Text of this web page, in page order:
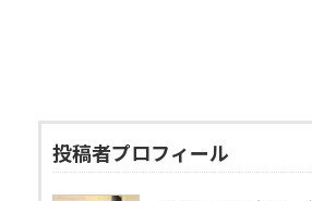
投稿者プロフィール